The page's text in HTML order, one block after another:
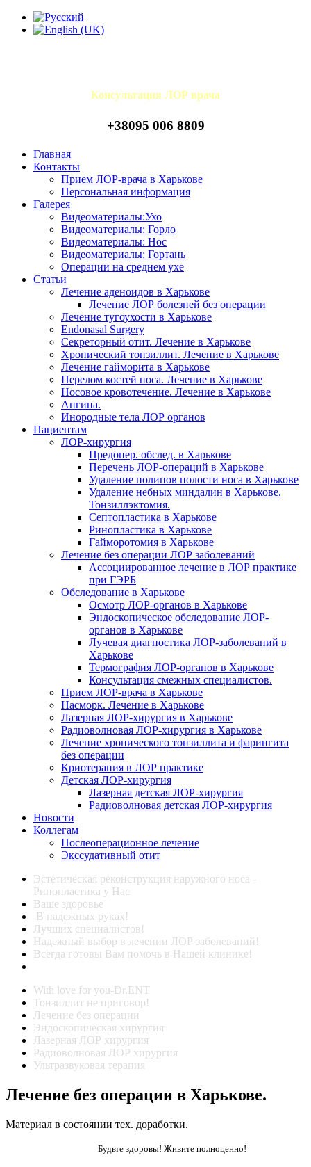
Консультация ЛОР врача
+38095 006 8809
Главная
Контакты
Прием ЛОР-врача в Харькове
Персональная информация
Галерея
Видеоматериалы:Ухо
Видеоматериалы: Горло
Видеоматериалы: Нос
Видеоматериалы: Гортань
Операции на среднем ухе
Статьи
Лечение аденоидов в Харькове
Лечение ЛОР болезней без операции
Лечение тугоухости в Харькове
Endonasal Surgery
Секреторный отит. Лечение в Харькове
Хронический тонзиллит. Лечение в Харькове
Лечение гайморита в Харькове
Перелом костей носа. Лечение в Харькове
Носовое кровотечение. Лечение в Харькове
Ангина.
Инородные тела ЛОР органов
Пациентам
ЛОР-хирургия
Предопер. обслед. в Харькове
Перечень ЛОР-операций в Харькове
Удаление полипов полости носа в Харькове
Удаление небных миндалин в Харькове.
Тонзиллэктомия.
Септопластика в Харькове
Ринопластика в Харькове
Гайморотомия в Харькове
Лечение без операции ЛОР заболеваний
Ассоциированное лечение в ЛОР практике
при ГЭРБ
Обследование в Харькове
Осмотр ЛОР-органов в Харькове
Эндоскопическое обследование ЛОР-
органов в Харькове
Лучевая диагностика ЛОР-заболеваний в
Харькове
Термография ЛОР-органов в Харькове
Консультация смежных специалистов.
Прием ЛОР-врача в Харькове
Насморк. Лечение в Харькове
Лазерная ЛОР-хирургия в Харькове
Радиоволновая ЛОР-хирургия в Харькове
Лечение хронического тонзиллита и фарингита
без операции
Криотерапия в ЛОР практике
Детская ЛОР-хирургия
Лазерная детская ЛОР-хирургия
Радиоволновая детская ЛОР-хирургия
Новости
Коллегам
Послеоперационное лечение
Экссудативный отит
Эстетическая реконструкция наружного носа -
Ринопластика у Нас
Ваше здоровье
В надежных руках!
Лучших специалистов!
Надежный выбор в лечении ЛОР заболеваний!
Всегда готовы Вам помочь в Нашей клинике!
With love for you-Dr.ENT
Тонзиллит не приговор!
Лечение без операции
Эндоскопическая хирургия
Лазерная ЛОР хирургия
Радиоволновая ЛОР хирургия
Ультразвуковая терапия
Лечение без операции в Харькове.
Материал в состоянии тех. доработки.
Будьте здоровы! Живите полноценно!